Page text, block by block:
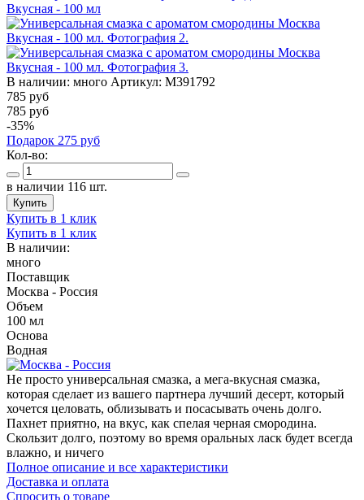
В наличии: много Артикул: M391792
785 руб
785 руб
-35%
Подарок 275 руб
Кол-во:
в наличии 116 шт.
Купить
Купить в 1 клик
Купить в 1 клик
В наличии:
много
Поставщик
Москва - Россия
Объем
100 мл
Основа
Водная
Не просто универсальная смазка, а мега-вкусная смазка,
которая сделает из вашего партнера лучший десерт, который
хочется целовать, облизывать и посасывать очень долго.
Пахнет приятно, на вкус, как спелая черная смородина.
Скользит долго, поэтому во время оральных ласк будет всегда
влажно, и ничего
Полное описание и все характеристики
Доставка и оплата
Спросить о товаре